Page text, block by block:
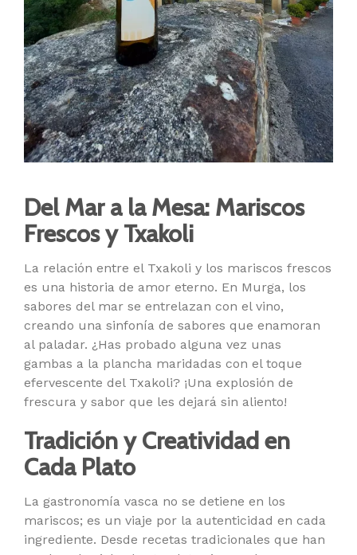
Del Mar a la Mesa: Mariscos
Frescos y Txakoli
La relación entre el Txakoli y los mariscos frescos
es una historia de amor eterno. En Murga, los
sabores del mar se entrelazan con el vino,
creando una sinfonía de sabores que enamoran
al paladar. ¿Has probado alguna vez unas
gambas a la plancha maridadas con el toque
efervescente del Txakoli? ¡Una explosión de
frescura y sabor que les dejará sin aliento!
Tradición y Creatividad en
Cada Plato
La gastronomía vasca no se detiene en los
mariscos; es un viaje por la autenticidad en cada
ingrediente. Desde recetas tradicionales que han